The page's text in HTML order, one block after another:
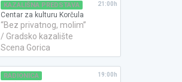
KAZALIŠNA PREDSTAVA
Centar za kulturu Korčula
“Bez privatnog, molim”
/ Gradsko kazalište
Scena Gorica
21:00h
RADIONICA 19:00h